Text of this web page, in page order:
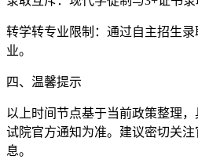
转学转专业限制：通过自主招生
业。
四、温馨提示
以上时间节点基于当前政策整理
试院官方通知为准。建议密切关
息。